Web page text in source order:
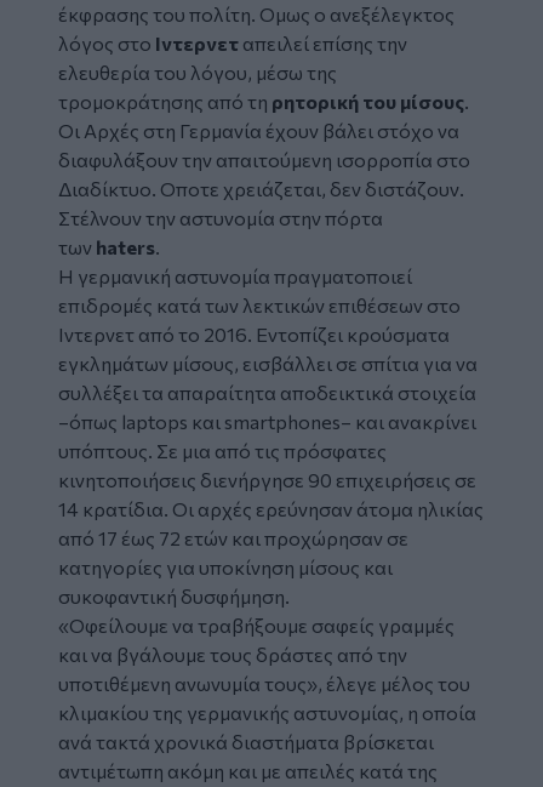
έκφρασης του πολίτη. Oμως ο ανεξέλεγκτος
λόγος στο Ιντερνετ απειλεί επίσης την
ελευθερία του λόγου, μέσω της
τρομοκράτησης από τη ρητορική του μίσους.
Οι Αρχές στη Γερμανία έχουν βάλει στόχο να
διαφυλάξουν την απαιτούμενη ισορροπία στο
Διαδίκτυο. Oποτε χρειάζεται, δεν διστάζουν.
Στέλνουν την αστυνομία στην πόρτα
των haters.
Η γερμανική αστυνομία πραγματοποιεί
επιδρομές κατά των λεκτικών επιθέσεων στο
Ιντερνετ από το 2016. Εντοπίζει κρούσματα
εγκλημάτων μίσους, εισβάλλει σε σπίτια για να
συλλέξει τα απαραίτητα αποδεικτικά στοιχεία
–όπως laptops και smartphones– και ανακρίνει
υπόπτους. Σε μια από τις πρόσφατες
κινητοποιήσεις διενήργησε 90 επιχειρήσεις σε
14 κρατίδια. Οι αρχές ερεύνησαν άτομα ηλικίας
από 17 έως 72 ετών και προχώρησαν σε
κατηγορίες για υποκίνηση μίσους και
συκοφαντική δυσφήμηση.
«Οφείλουμε να τραβήξουμε σαφείς γραμμές
και να βγάλουμε τους δράστες από την
υποτιθέμενη ανωνυμία τους», έλεγε μέλος του
κλιμακίου της γερμανικής αστυνομίας, η οποία
ανά τακτά χρονικά διαστήματα βρίσκεται
αντιμέτωπη ακόμη και με απειλές κατά της